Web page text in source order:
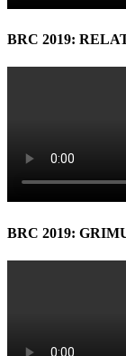
BRC 2019:
BRC 2019: